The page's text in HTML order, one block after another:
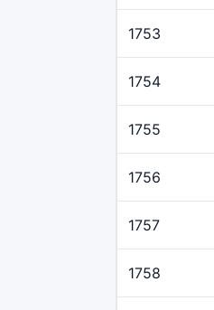
1753
1754
1755
1756
1757
1758